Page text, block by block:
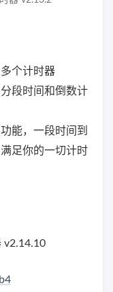
个计时器
段时间和倒数计
能，一段时间到
足你的一切计时
v2.14.10